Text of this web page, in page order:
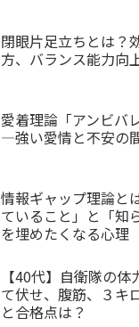
閉眼片足立ちとは？
方、バランス能力向
愛着理論「アンビバ
—強い愛情と不安の
情報ギャップ理論と
ていること」と「知
を埋めたくなる心理
【40代】自衛隊の
て伏せ、腹筋、３キ
と合格点は？